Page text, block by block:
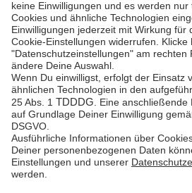
Status
© Unzer Group GmbH
Impressum